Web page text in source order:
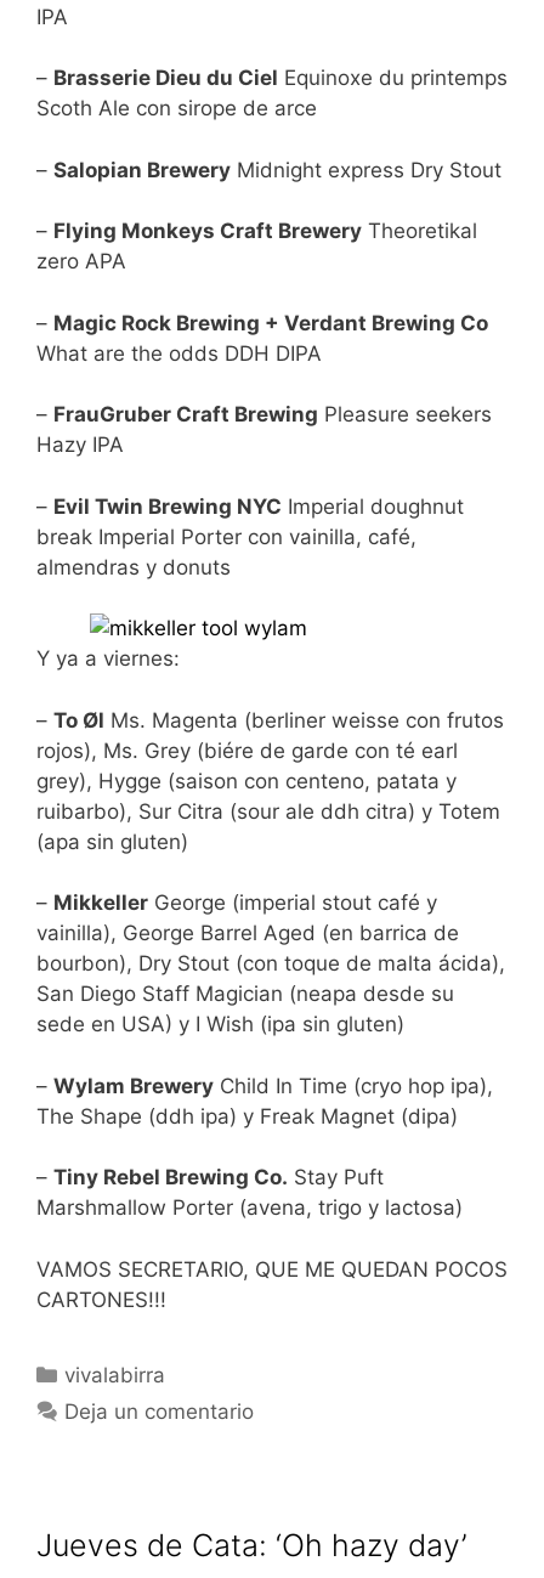
IPA
– Brasserie Dieu du Ciel Equinoxe du printemps
Scoth Ale con sirope de arce
– Salopian Brewery Midnight express Dry Stout
– Flying Monkeys Craft Brewery Theoretikal
zero APA
– Magic Rock Brewing + Verdant Brewing Co
What are the odds DDH DIPA
– FrauGruber Craft Brewing Pleasure seekers
Hazy IPA
– Evil Twin Brewing NYC Imperial doughnut
break Imperial Porter con vainilla, café,
almendras y donuts
Y ya a viernes:
– To Øl Ms. Magenta (berliner weisse con frutos
rojos), Ms. Grey (biére de garde con té earl
grey), Hygge (saison con centeno, patata y
ruibarbo), Sur Citra (sour ale ddh citra) y Totem
(apa sin gluten)
– Mikkeller George (imperial stout café y
vainilla), George Barrel Aged (en barrica de
bourbon), Dry Stout (con toque de malta ácida),
San Diego Staff Magician (neapa desde su
sede en USA) y I Wish (ipa sin gluten)
– Wylam Brewery Child In Time (cryo hop ipa),
The Shape (ddh ipa) y Freak Magnet (dipa)
– Tiny Rebel Brewing Co. Stay Puft
Marshmallow Porter (avena, trigo y lactosa)
VAMOS SECRETARIO, QUE ME QUEDAN POCOS
CARTONES!!!
Categorías
vivalabirra
Deja un comentario
Jueves de Cata: ‘Oh hazy day’